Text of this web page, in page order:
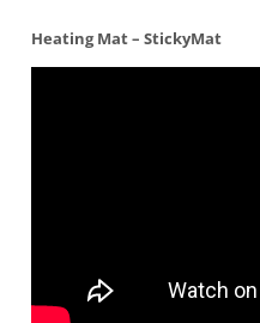
Heating Mat – StickyMat